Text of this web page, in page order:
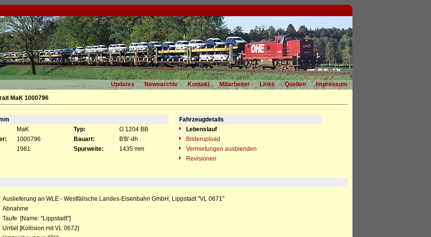
Updates Newsarchiv Kontakt Mitarbeiter Links Quellen
Impressum
MaK 1000796
Fahrzeugdetails
MaK Typ: G 1204 BB
Lebenslauf
1000796 Bauart: B'B'-dh
Bilderupload
1981 Spurweite: 1435 mm
Vermietungen ausblenden
Revisionen
Auslieferung an WLE - Westfälische Landes-Eisenbahn GmbH, Lippstadt "VL 0671"
Abnahme
Taufe [Name: "Lippstadt"]
Unfall [Kollision mit VL 0672]